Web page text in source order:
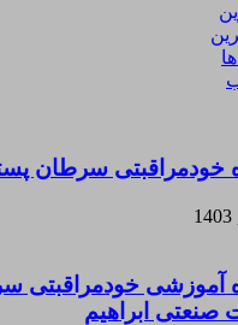
خودمراقبتی سرطان
آموزشی خودمراقبتی
ابراهیم